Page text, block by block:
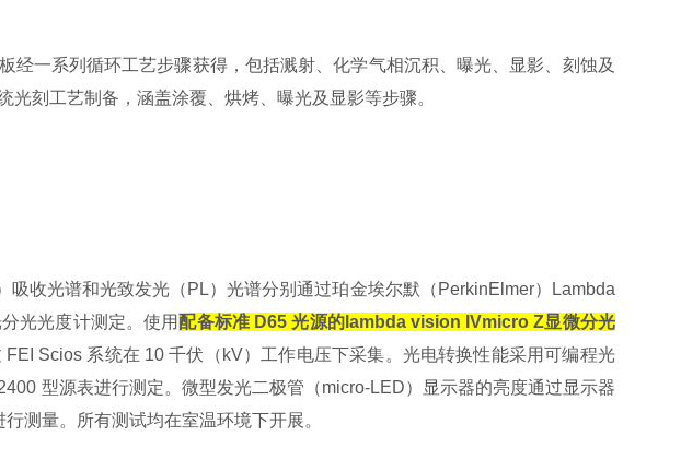
经一系列循环工艺步骤获得，包括溅射、化学气相沉积、曝光、显影、刻蚀及
光刻工艺制备，涵盖涂覆、烘烤、曝光及显影等步骤。
吸收光谱和光致发光（ PL）光谱分别通过珀金埃尔默（ PerkinElmer）
Lambda
光光度计测定。使用 配备标准 D65光源的lambda vision lVmicro Z显微分光
FEI Scios 系统在 10千伏（ kV）工作电压下采集。光电转换性能采用可编程光
型源表进行测定。微型发光二极管（micro-LED）显示器的亮度通过显示器
行测量。所有测试均在室温环境下开展。